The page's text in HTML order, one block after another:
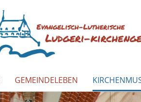
GEMEINDELEBEN